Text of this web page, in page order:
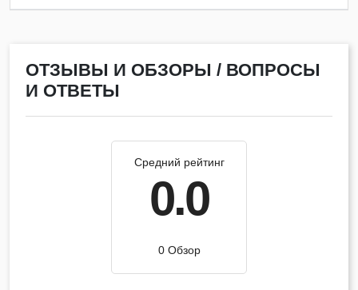
ОТЗЫВЫ И ОБЗОРЫ / ВОПРОСЫ
И ОТВЕТЫ
Средний рейтинг
0.0
0 Обзор